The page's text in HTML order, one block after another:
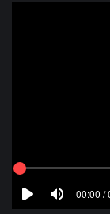
00:00 /